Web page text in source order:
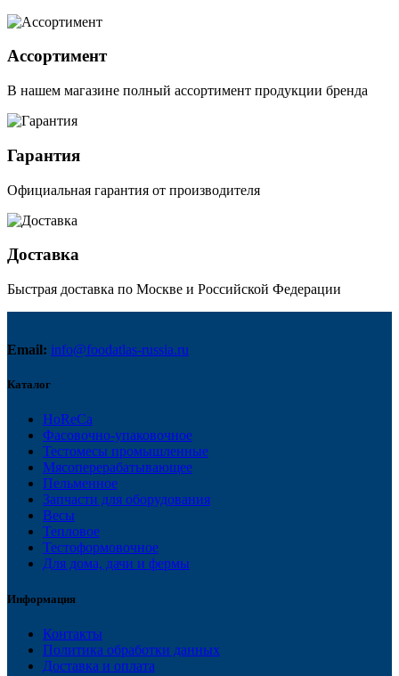
Ассортимент
В нашем магазине полный ассортимент продукции бренда
Гарантия
Официальная гарантия от производителя
Доставка
Быстрая доставка по Москве и Российской Федерации
Email: info@foodatlas-russia.ru
Каталог
HoReCa
Фасовочно-упаковочное
Тестомесы промышленные
Мясоперерабатывающее
Пельменное
Запчасти для оборудования
Весы
Тепловое
Тестоформовочное
Для дома, дачи и фермы
Информация
Контакты
Политика обработки данных
Доставка и оплата